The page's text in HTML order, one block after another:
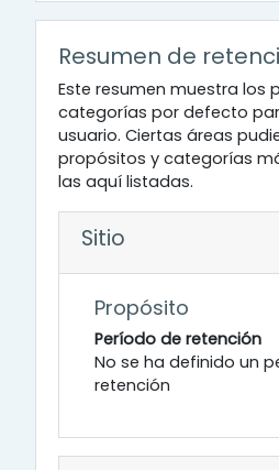
Resumen de
Este resumen muestra los
categorías por defecto
usuario. Ciertas áreas
propósitos y categorías
las aquí listadas.
Sitio
Propósito
Período de retención
No se ha definido un
retención